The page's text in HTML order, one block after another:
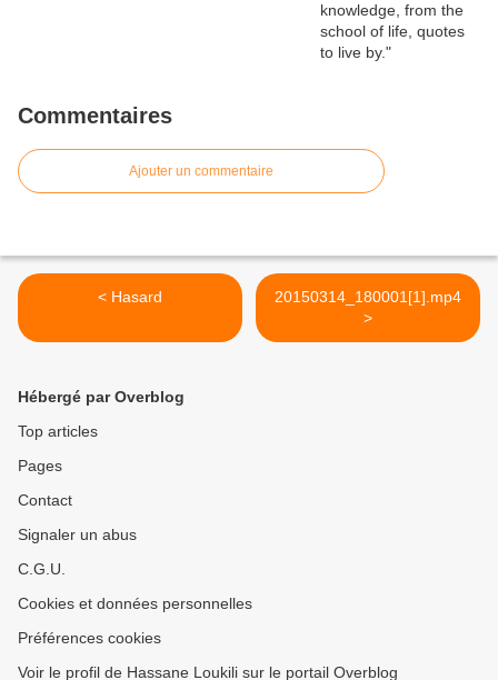
Commentaires
Ajouter un commentaire
< Hasard
20150314_180001[1].mp4
>
Hébergé par Overblog
Top articles
Pages
Contact
Signaler un abus
C.G.U.
Cookies et données personnelles
Préférences cookies
Voir le profil de Hassane Loukili sur le portail Overblog